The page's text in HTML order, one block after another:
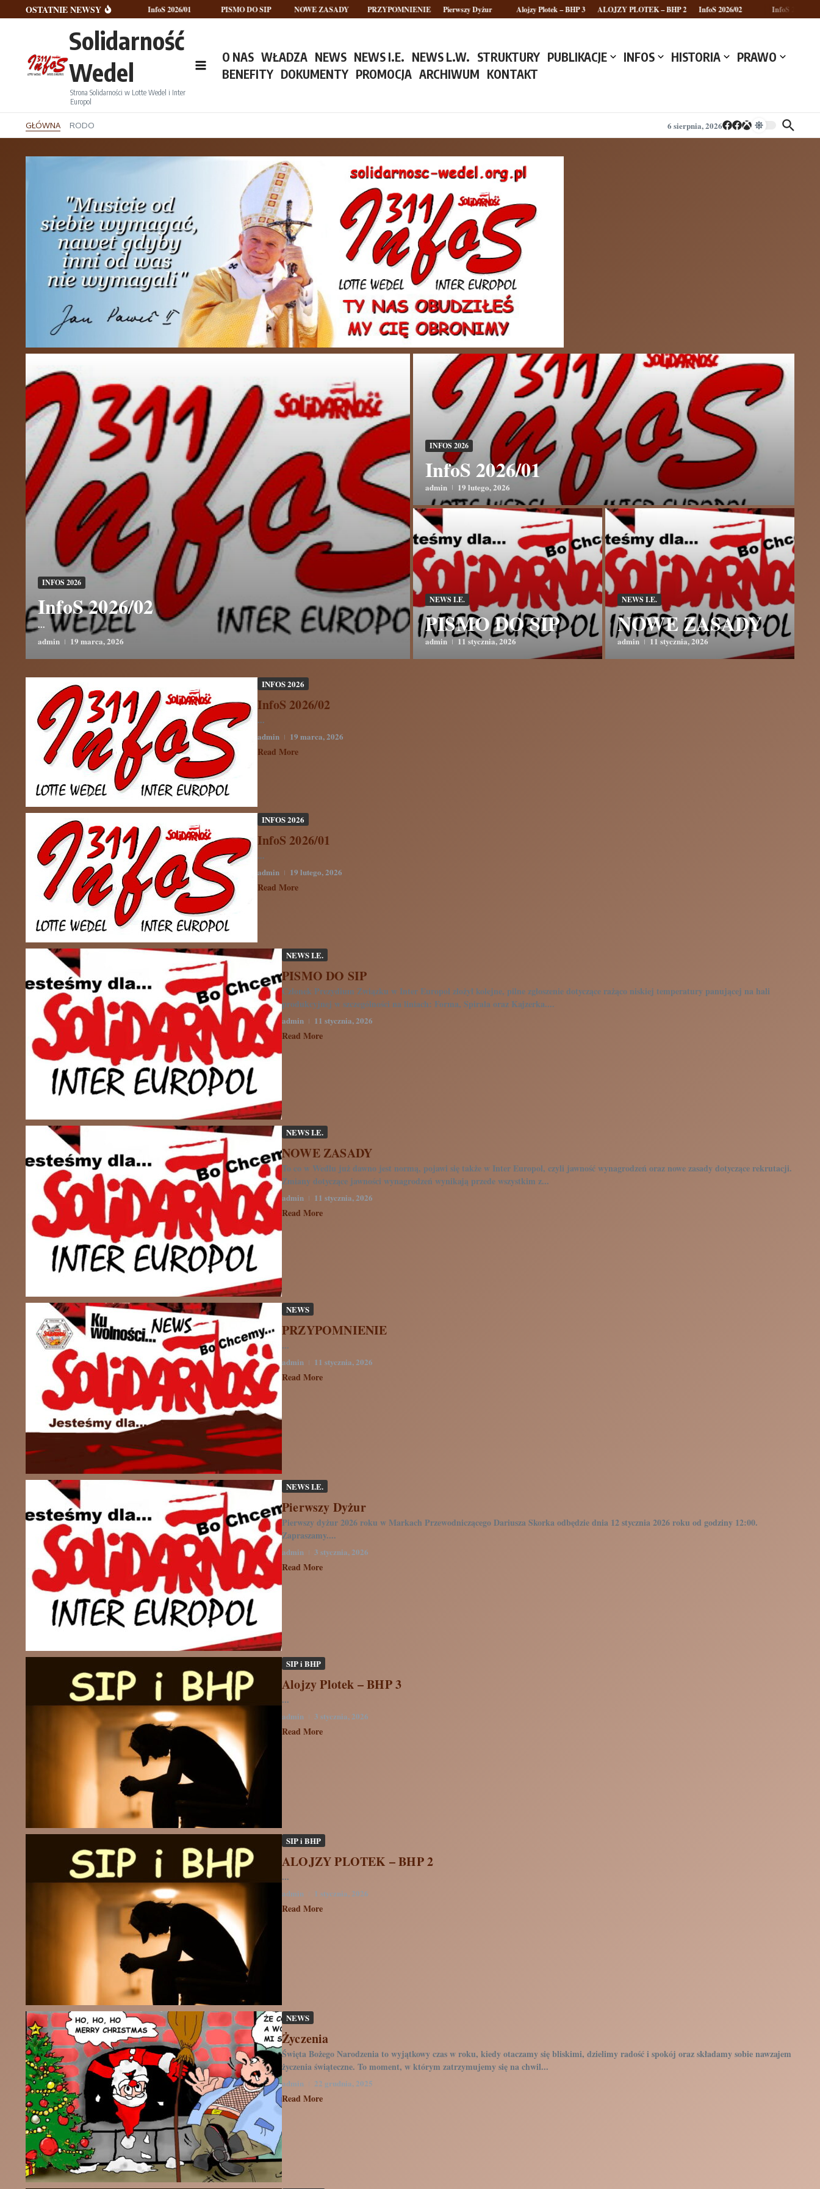
Przejdź do treści
OSTATNIE NEWSY
InfoS 2026/02 InfoS 2026/01 PISMO DO SIP NOWE ZASADY PRZYPOMNIENIE Pierwszy Dyżur Alojzy Plotek – BHP 3 ALOJZY PLOTEK – BHP 2 InfoS 2026/02 InfoS 2026/01
Solidarność
Wedel
Strona Solidarności w Lotte Wedel i Inter
Europol
O NAS WŁADZA NEWS NEWS I.E. NEWS L.W. STRUKTURY PUBLIKACJE INFOS HISTORIA
PRAWO
BENEFITY DOKUMENTY PROMOCJA ARCHIWUM KONTAKT
GŁÓWNA RODO 6 sierpnia, 2026
INFOS 2026
InfoS 2026/02
...
admin 19 marca, 2026
INFOS 2026
InfoS 2026/01
admin 19 lutego, 2026
NEWS I.E.
PISMO DO SIP
admin 11 stycznia, 2026
NEWS I.E.
NOWE ZASADY
admin 11 stycznia, 2026
INFOS 2026
InfoS 2026/02
...
admin 19 marca, 2026
Read More
INFOS 2026
InfoS 2026/01
...
admin 19 lutego, 2026
Read More
NEWS I.E.
PISMO DO SIP
Członek Prezydium Związku w Inter Europol złożył kolejne, pilne zgłoszenie dotyczące rażąco niskiej temperatury panującej na hali
produkcyjnej w szczególności na liniach: Forma, Spirala oraz Kajzerka....
admin 11 stycznia, 2026
Read More
NEWS I.E.
NOWE ZASADY
To co w Wedlu już dawno jest normą, pojawi się także w Inter Europol, czyli jawność wynagrodzeń oraz nowe zasady dotyczące rekrutacji.
Zmiany dotyczące jawności wynagrodzeń wynikają przede wszystkim z...
admin 11 stycznia, 2026
Read More
NEWS
PRZYPOMNIENIE
...
admin 11 stycznia, 2026
Read More
NEWS I.E.
Pierwszy Dyżur
Pierwszy dyżur 2026 roku w Markach Przewodniczącego Dariusza Skorka odbędzie dnia 12 stycznia 2026 roku od godziny 12:00.
Zapraszamy....
admin 3 stycznia, 2026
Read More
SIP i BHP
Alojzy Plotek – BHP 3
...
admin 3 stycznia, 2026
Read More
SIP i BHP
ALOJZY PLOTEK – BHP 2
...
admin 1 stycznia, 2026
Read More
NEWS
Życzenia
Święta Bożego Narodzenia to wyjątkowy czas w roku, kiedy otaczamy się bliskimi, dzielimy radość i spokój oraz składamy sobie nawzajem
życzenia świąteczne. To moment, w którym zatrzymujemy się na chwil...
admin 22 grudnia, 2025
Read More